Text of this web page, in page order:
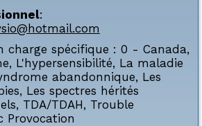
:
charge spécifique : 0 - Canada,
, L'hypersensibilité, La maladie
abandonnique, Les
, Les spectres hérités
, TDA/TDAH, Trouble
Provocation